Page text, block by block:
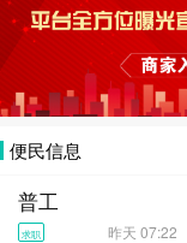
便民信息
普工
求职 昨天 07:22